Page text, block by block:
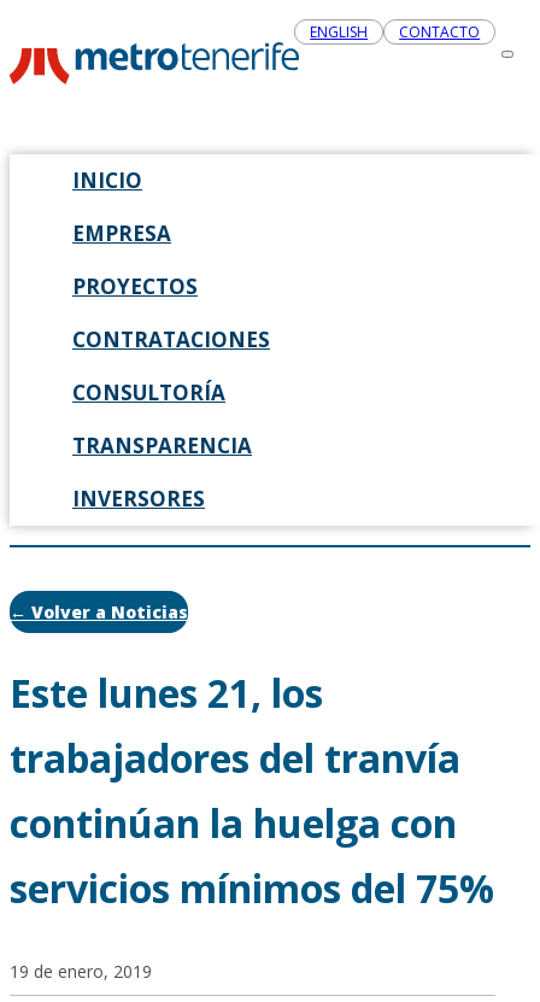
ENGLISH CONTACTO
INICIO
EMPRESA
PROYECTOS
CONTRATACIONES
CONSULTORÍA
TRANSPARENCIA
INVERSORES
← Volver a Noticias
Este lunes 21, los
trabajadores del tranvía
continúan la huelga con
servicios mínimos del 75%
19 de enero, 2019